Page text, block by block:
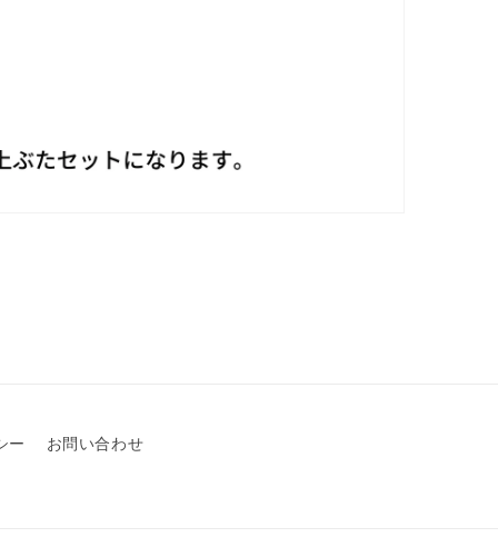
ー お問い合わせ